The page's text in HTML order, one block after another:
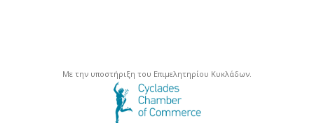
Με την υποστήριξη του Επιμελητηρίου Κυκλάδων.